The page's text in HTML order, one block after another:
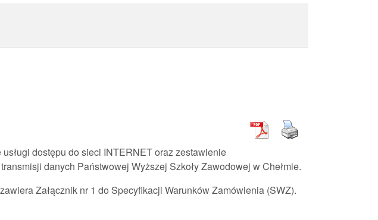
dostępu do sieci INTERNET oraz zestawienie
danych Państwowej Wyższej Szkoły Zawodowej w Chełmie.
Załącznik nr 1 do Specyfikacji Warunków Zamówienia (SWZ).